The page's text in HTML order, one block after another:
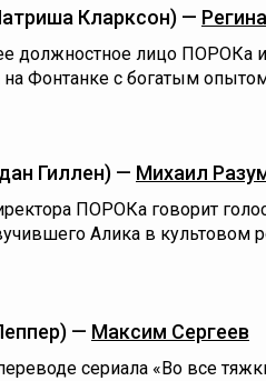
Кларксон) —
должностное лицо ПОРОКа
на Фонтанке с богатым
Гиллен) — Михаил
ПОРОКа говорит
Алика в культовом
— Максим Сергеев
сериала «Во все